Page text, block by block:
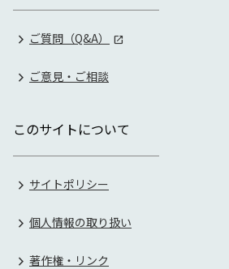
ご質問（Q&A）
ご意見・ご相談
このサイトについて
サイトポリシー
個人情報の取り扱い
著作権・リンク